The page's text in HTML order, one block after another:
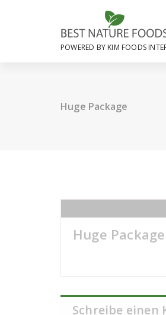
POWERED BY KIM FOODS
Huge Package
Huge Package
Schreibe einen